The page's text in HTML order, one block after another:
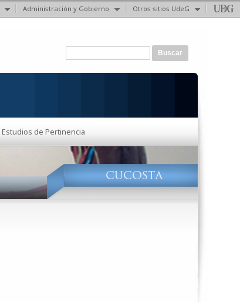
Administración y Gobierno Otros sitios UdeG
Formulario de búsqueda
Estudios de Pertinencia